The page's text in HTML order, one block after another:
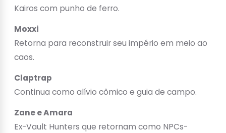
Kairos com punho de ferro.
Moxxi
Retorna para reconstruir seu império em meio ao
caos.
Claptrap
Continua como alívio cômico e guia de campo.
Zane e Amara
Ex-Vault Hunters que retornam como NPCs-